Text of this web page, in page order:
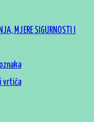
MJERE SIGURNOSTI I
vrtića